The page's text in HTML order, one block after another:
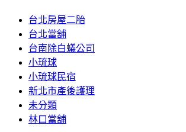
台北房屋二胎
台北當舖
台南除白蟻公司
小琉球
小琉球民宿
新北市產後護理
未分類
林口當舖